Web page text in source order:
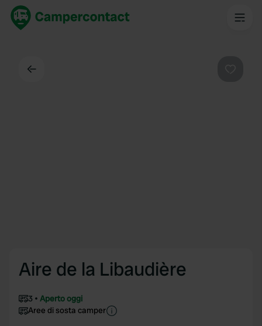
Aire de la Libaudière
3
Aperto oggi
Aree di sosta camper